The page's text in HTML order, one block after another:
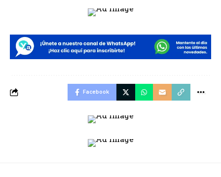
Facebook